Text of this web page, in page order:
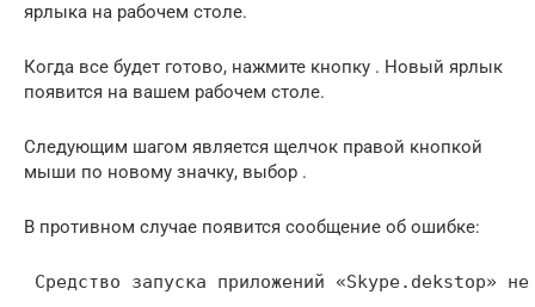
ярлыка на рабочем столе.
Когда все будет готово, нажмите кнопку . Новый ярлык
появится на вашем рабочем столе.
Следующим шагом является щелчок правой кнопкой
мыши по новому значку, выбор .
В противном случае появится сообщение об ошибке:
Средство запуска приложений «Skype.dekstop»